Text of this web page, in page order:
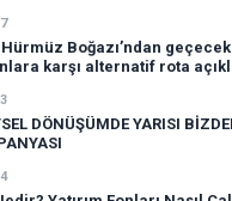
Boğazı’ndan
karşı alternatif rota
DÖNÜŞÜMDE YARISI